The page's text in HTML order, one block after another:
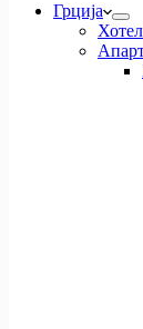
Грција